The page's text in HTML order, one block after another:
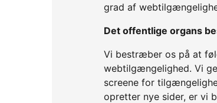
grad af
Det offentlige organs
Vi bestræber os på at
webtilgængelighed. Vi
screene for
opretter nye sider, er vi